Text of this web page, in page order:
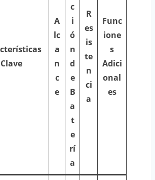
Clave
A
lc
a
n
c
e
c
i
ó
n
d
e
B
a
t
e
rí
a
R
es
is
te
n
ci
a
Func
ione
s
Adici
onal
es